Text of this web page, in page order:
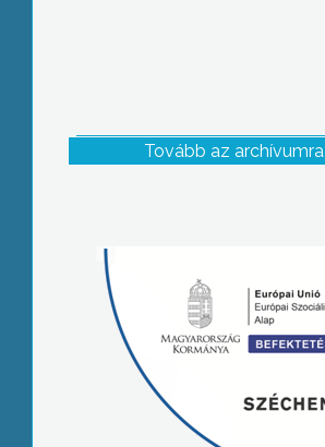
Tovább az archívumra